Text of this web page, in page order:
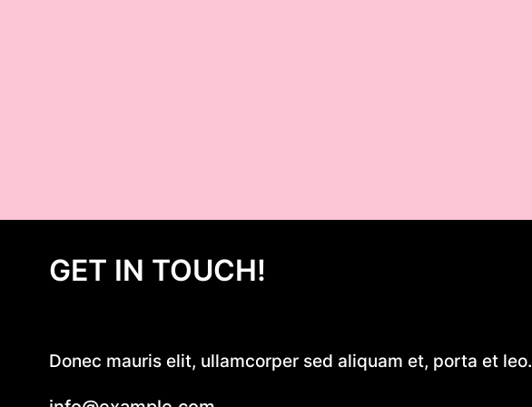
GET IN TOUCH!
Donec mauris elit, ullamcorper sed aliquam et, porta et leo.